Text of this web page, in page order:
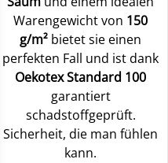
Warengewicht von 150
g/m² bietet sie einen
perfekten Fall und ist dank
Oekotex Standard 100
garantiert
schadstoffgeprüft.
Sicherheit, die man fühlen
kann.